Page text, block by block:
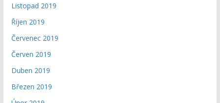
Listopad 2019
Říjen 2019
Červenec 2019
Červen 2019
Duben 2019
Březen 2019